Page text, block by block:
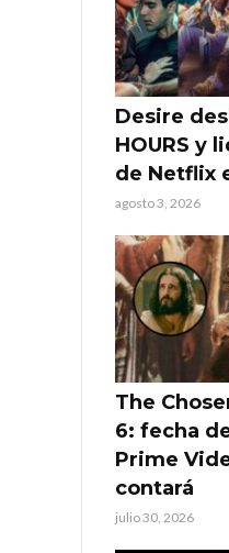
Desire
HOURS y
de Netflix
agosto 3, 2026
The
6: fecha
Prime
contará
julio 30, 2026